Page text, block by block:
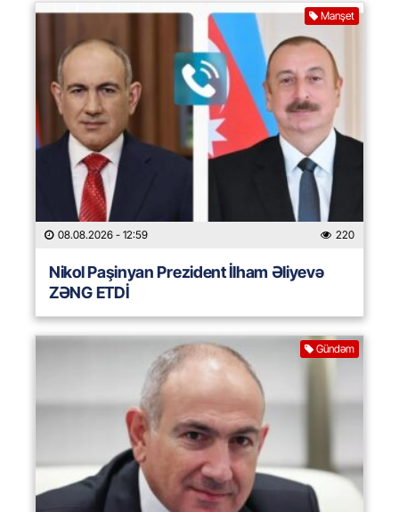
Manşet
08.08.2026 - 12:59 220
Nikol Paşinyan Prezident İlham Əliyevə
ZƏNG ETDİ
Gündəm